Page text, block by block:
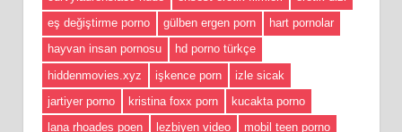
eş değiştirme porno
gülben ergen porn
hart pornolar
hayvan insan pornosu
hd porno türkçe
hiddenmovies.xyz
işkence porn
izle sicak
jartiyer porno
kristina foxx porn
kucakta porno
lana rhoades poen
lezbiyen video
mobil teen porno